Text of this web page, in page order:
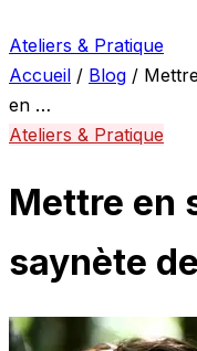
Ateliers & Pratique
Accueil / Blog /
en …
Ateliers & Pratique
Mettre en
saynète